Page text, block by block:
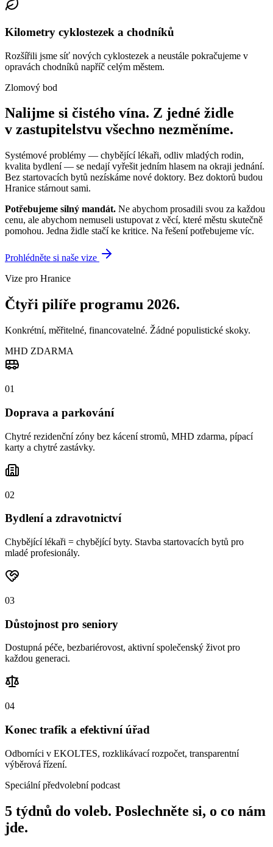
Kilometry cyklostezek a chodníků
Rozšířili jsme síť nových cyklostezek a neustále pokračujeme v
opravách chodníků napříč celým městem.
Zlomový bod
Nalijme si čistého vína. Z jedné židle
v zastupitelstvu všechno nezměníme.
Systémové problémy — chybějící lékaři, odliv mladých rodin,
kvalita bydlení — se nedají vyřešit jedním hlasem na okraji jednání.
Bez startovacích bytů nezískáme nové doktory. Bez doktorů budou
Hranice stárnout sami.
Potřebujeme silný mandát. Ne abychom prosadili svou za každou
cenu, ale abychom nemuseli ustupovat z věcí, které městu skutečně
pomohou. Jedna židle stačí ke kritice. Na řešení potřebujeme víc.
Prohlédněte si naše vize
Vize pro Hranice
Čtyři pilíře programu 2026.
Konkrétní, měřitelné, financovatelné. Žádné populistické skoky.
MHD ZDARMA
01
Doprava a parkování
Chytré rezidenční zóny bez kácení stromů, MHD zdarma, pípací
karty a chytré zastávky.
02
Bydlení a zdravotnictví
Chybějící lékaři = chybějící byty. Stavba startovacích bytů pro
mladé profesionály.
03
Důstojnost pro seniory
Dostupná péče, bezbariérovost, aktivní společenský život pro
každou generaci.
04
Konec trafik a efektivní úřad
Odborníci v EKOLTES, rozklikávací rozpočet, transparentní
výběrová řízení.
Speciální předvolební podcast
5 týdnů do voleb. Poslechněte si, o co nám
jde.